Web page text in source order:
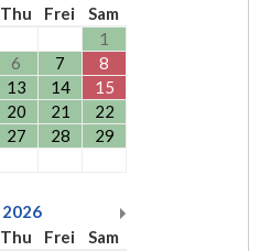
Thu Frei
Sam
1
6 7
8
13 14
15
20 21
22
27 28
29
2026
Thu Frei
Sam